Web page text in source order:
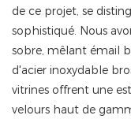
de ce projet, se
sophistiqué. Nous
sobre, mêlant émail
d'acier inoxydable
vitrines offrent une
velours haut de